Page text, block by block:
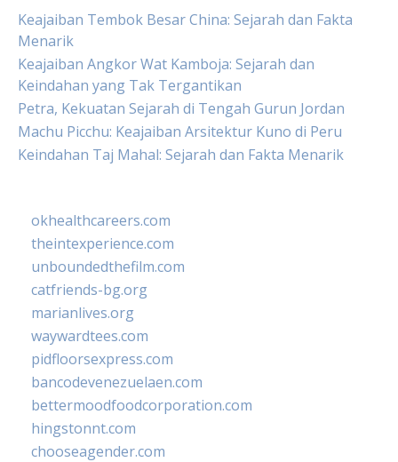
Keajaiban Tembok Besar China: Sejarah dan Fakta
Menarik
Keajaiban Angkor Wat Kamboja: Sejarah dan
Keindahan yang Tak Tergantikan
Petra, Kekuatan Sejarah di Tengah Gurun Jordan
Machu Picchu: Keajaiban Arsitektur Kuno di Peru
Keindahan Taj Mahal: Sejarah dan Fakta Menarik
okhealthcareers.com
theintexperience.com
unboundedthefilm.com
catfriends-bg.org
marianlives.org
waywardtees.com
pidfloorsexpress.com
bancodevenezuelaen.com
bettermoodfoodcorporation.com
hingstonnt.com
chooseagender.com